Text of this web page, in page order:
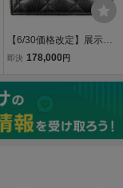
【6/30価格改定】展示品
級 美品 CHANEL シャネ
スモールウォレット 財布
AP3182 キャビア SAラン
ク 中古 鑑定済
即決 178,000 円